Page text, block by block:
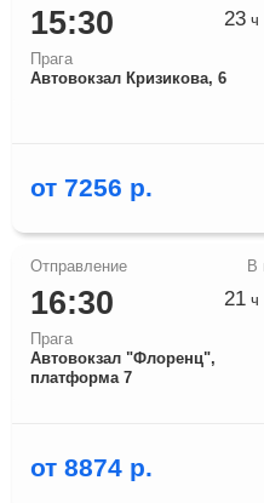
15:30
Прага
Автовокзал Кризикова, 6
23ч
от 7256 р.
16:30
Прага
Автовокзал "Флоренц",
платформа 7
21ч
от 8874 р.